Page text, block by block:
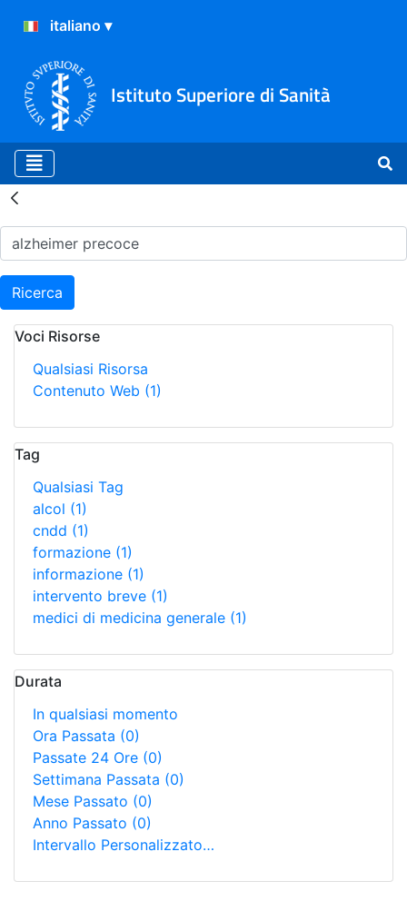
Istituto Superiore di Sanità
Risultati della Ricerca -
Ricerca
Voci Risorse
Qualsiasi Risorsa
Contenuto Web (1)
Tag
Qualsiasi Tag
alcol (1)
cndd (1)
formazione (1)
informazione (1)
intervento breve (1)
medici di medicina generale (1)
Durata
In qualsiasi momento
Ora Passata (0)
Passate 24 Ore (0)
Settimana Passata (0)
Mese Passato (0)
Anno Passato (0)
Intervallo Personalizzato…